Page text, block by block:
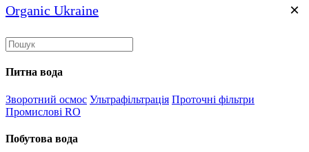
Organic Ukraine ×
Питна вода
Зворотний осмос Ультрафільтрація Проточні фільтри
Промислові RO
Побутова вода